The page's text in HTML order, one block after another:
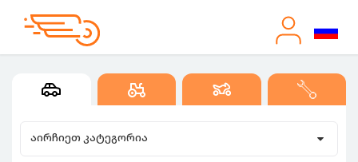
აირჩიეთ კატეგორია